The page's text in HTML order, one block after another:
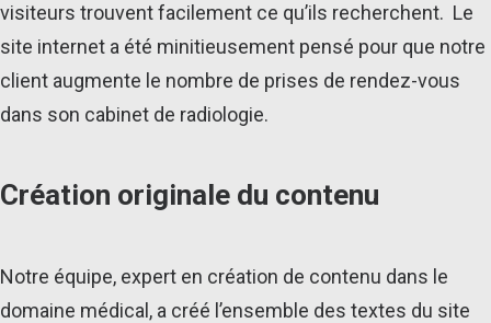
visiteurs trouvent facilement ce qu’ils recherchent. Le
site internet a été minitieusement pensé pour que notre
client augmente le nombre de prises de rendez-vous
dans son cabinet de radiologie.
Création originale du contenu
Notre équipe, expert en création de contenu dans le
domaine médical, a créé l’ensemble des textes du site